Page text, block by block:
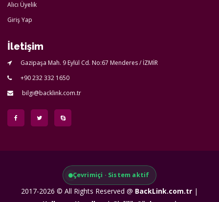
Alıcı Üyelik
Giriş Yap
İletişim
Gazipaşa Mah. 9 Eylül Cd. No:67 Menderes / İZMİR
+90 232 332 1650
bilgi@backlink.com.tr
Çevrimiçi · Sistem aktif
2017-2026 © All Rights Reserved @ BackLink.com.tr |